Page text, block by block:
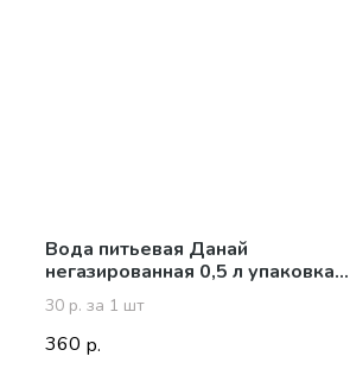
Вода питьевая Данай
негазированная 0,5 л упаковка
12 шт
30 р. за 1 шт
360 р.